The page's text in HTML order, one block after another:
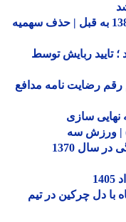
تردد برای خودرو های تولید 1385 به قبل | حذف سهمیه
ربایش توسط
رضایت نامه مدافع
سازی
سه
دل چرکین در تیم